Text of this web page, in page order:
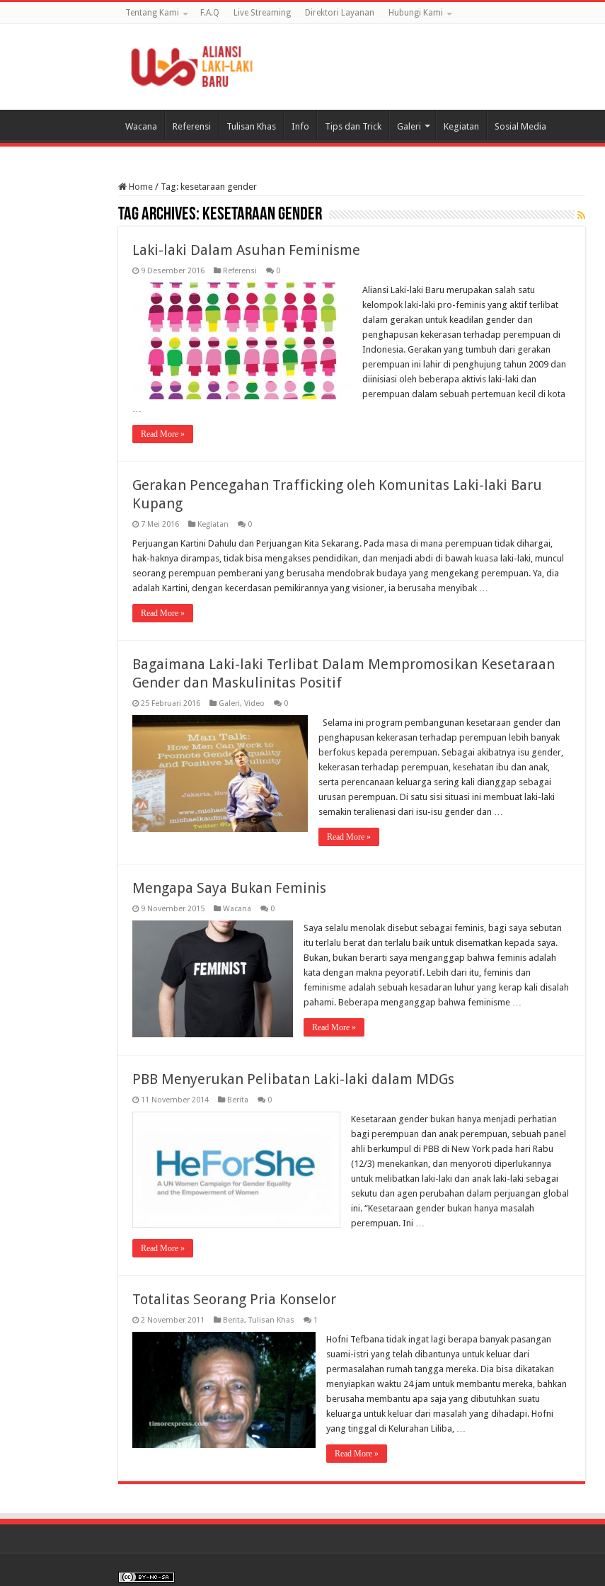
Tentang Kami F.A.Q Live Streaming Direktori Layanan Hubungi Kami
Wacana Referensi Tulisan Khas Info Tips dan Trick Galeri Kegiatan Sosial Media
Home / Tag: kesetaraan gender
Tag Archives: kesetaraan gender
Laki-laki Dalam Asuhan Feminisme
9 Desember 2016 Referensi 0
Aliansi Laki-laki Baru merupakan salah satu
kelompok laki-laki pro-feminis yang aktif terlibat
dalam gerakan untuk keadilan gender dan
penghapusan kekerasan terhadap perempuan di
Indonesia. Gerakan yang tumbuh dari gerakan
perempuan ini lahir di penghujung tahun 2009 dan
diinisiasi oleh beberapa aktivis laki-laki dan
perempuan dalam sebuah pertemuan kecil di kota
Read More »
Gerakan Pencegahan Trafficking oleh Komunitas Laki-laki Baru
Kupang
7 Mei 2016 Kegiatan 0
Perjuangan Kartini Dahulu dan Perjuangan Kita Sekarang. Pada masa di mana perempuan tidak dihargai,
hak-haknya dirampas, tidak bisa mengakses pendidikan, dan menjadi abdi di bawah kuasa laki-laki, muncul
seorang perempuan pemberani yang berusaha mendobrak budaya yang mengekang perempuan. Ya, dia
adalah Kartini, dengan kecerdasan pemikirannya yang visioner, ia berusaha menyibak …
Read More »
Bagaimana Laki-laki Terlibat Dalam Mempromosikan Kesetaraan
Gender dan Maskulinitas Positif
25 Februari 2016 Galeri, Video 0
Selama ini program pembangunan kesetaraan gender dan
penghapusan kekerasan terhadap perempuan lebih banyak
berfokus kepada perempuan. Sebagai akibatnya isu gender,
kekerasan terhadap perempuan, kesehatan ibu dan anak,
serta perencanaan keluarga sering kali dianggap sebagai
urusan perempuan. Di satu sisi situasi ini membuat laki-laki
semakin teralienasi dari isu-isu gender dan …
Read More »
Mengapa Saya Bukan Feminis
9 November 2015 Wacana 0
Saya selalu menolak disebut sebagai feminis, bagi saya sebutan
itu terlalu berat dan terlalu baik untuk disematkan kepada saya.
Bukan, bukan berarti saya menganggap bahwa feminis adalah
kata dengan makna peyoratif. Lebih dari itu, feminis dan
feminisme adalah sebuah kesadaran luhur yang kerap kali disalah
pahami. Beberapa menganggap bahwa feminisme …
Read More »
PBB Menyerukan Pelibatan Laki-laki dalam MDGs
11 November 2014 Berita 0
Kesetaraan gender bukan hanya menjadi perhatian
bagi perempuan dan anak perempuan, sebuah panel
ahli berkumpul di PBB di New York pada hari Rabu
(12/3) menekankan, dan menyoroti diperlukannya
untuk melibatkan laki-laki dan anak laki-laki sebagai
sekutu dan agen perubahan dalam perjuangan global
ini. “Kesetaraan gender bukan hanya masalah
perempuan. Ini …
Read More »
Totalitas Seorang Pria Konselor
2 November 2011 Berita,Tulisan Khas 1
Hofni Tefbana tidak ingat lagi berapa banyak pasangan
suami-istri yang telah dibantunya untuk keluar dari
permasalahan rumah tangga mereka. Dia bisa dikatakan
menyiapkan waktu 24 jam untuk membantu mereka, bahkan
berusaha membantu apa saja yang dibutuhkan suatu
keluarga untuk keluar dari masalah yang dihadapi. Hofni
yang tinggal di Kelurahan Liliba, …
Read More »